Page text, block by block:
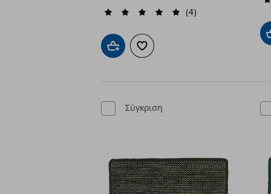
(4)
Προσθήκη στο καλάθι
Προσθήκη στα αγαπημένα
Σύγκριση